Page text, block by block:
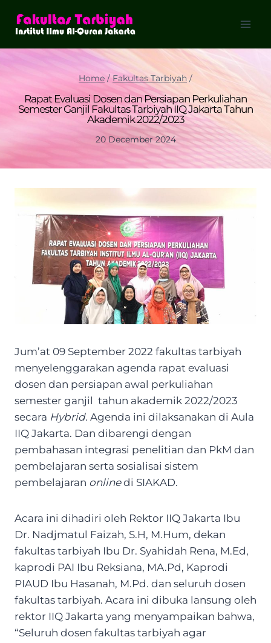
Home / Fakultas Tarbiyah /
Rapat Evaluasi Dosen dan Persiapan Perkuliahan
Semester Ganjil Fakultas Tarbiyah IIQ Jakarta Tahun
Akademik 2022/2023
20 December 2024
Jum’at 09 September 2022 fakultas tarbiyah
menyelenggarakan agenda rapat evaluasi
dosen dan persiapan awal perkuliahan
semester ganjil tahun akademik 2022/2023
secara Hybrid. Agenda ini dilaksanakan di Aula
IIQ Jakarta. Dan dibarengi dengan
pembahasan integrasi penelitian dan PkM dan
pembelajaran serta sosialisai sistem
pembelajaran onlinedi SIAKAD.
Acara ini dihadiri oleh Rektor IIQ Jakarta Ibu
Dr. Nadjmatul Faizah, S.H, M.Hum, dekan
fakultas tarbiyah Ibu Dr. Syahidah Rena, M.Ed,
kaprodi PAI Ibu Reksiana, MA.Pd, Kaprodi
PIAUD Ibu Hasanah, M.Pd. dan seluruh dosen
fakultas tarbiyah. Acara ini dibuka lansung oleh
rektor IIQ Jakarta yang menyampaikan bahwa,
“Seluruh dosen fakultas tarbiyah agar